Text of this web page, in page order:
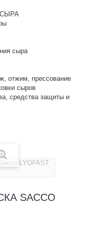
сыра
отжим, прессование
сыров
средства защиты и
SACCO